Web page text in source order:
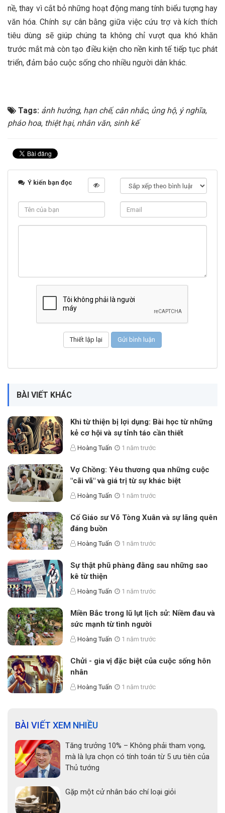
nề, thay vì cắt bỏ những hoạt động mang tính biểu tượng hay
văn hóa. Chính sự cân bằng giữa việc cứu trợ và kích thích
tiêu dùng sẽ giúp chúng ta không chỉ vượt qua khó khăn
trước mắt mà còn tạo điều kiện cho nền kinh tế tiếp tục phát
triển, đảm bảo cuộc sống cho nhiều người dân khác.
Tags: ảnh hưởng, hạn chế,cân nhắc, ủng hộ, ý nghĩa,
pháo hoa, thiệt hại, nhân văn, sinh kế
Ý kiến bạn đọc
BÀI VIẾT KHÁC
Khi từ thiện bị lợi dụng: Bài học từ những
kẻ cơ hội và sự tỉnh táo cần thiết
Hoàng Tuấn 1 năm trước
Vợ Chồng: Yêu thương qua những cuộc
"cãi vã" và giá trị từ sự khác biệt
Hoàng Tuấn 1 năm trước
Cố Giáo sư Võ Tòng Xuân và sự lãng quên
đáng buồn
Hoàng Tuấn 1 năm trước
Sự thật phũ phàng đằng sau những sao
kê từ thiện
Hoàng Tuấn 1 năm trước
Miền Bắc trong lũ lụt lịch sử: Niềm đau và
sức mạnh từ tình người
Hoàng Tuấn 1 năm trước
Chửi - gia vị đặc biệt của cuộc sống hôn
nhân
Hoàng Tuấn 1 năm trước
BÀI VIẾT XEM NHIỀU
Tăng trưởng 10% – Không phải tham vọng,
mà là lựa chọn có tính toán từ 5 ưu tiên của
Thủ tướng
Gặp một cử nhân báo chí loại giỏi